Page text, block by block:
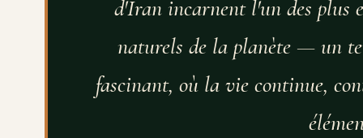
d'Iran incarnent l'un des plus
naturels de la planète — un
fascinant, où la vie continue,